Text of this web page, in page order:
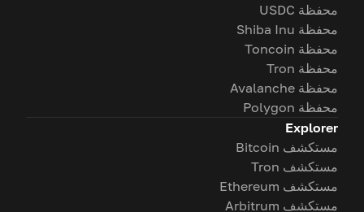
محفظة USDC
محفظة Shiba Inu
محفظة Toncoin
محفظة Tron
محفظة Avalanche
محفظة Polygon
Explorer
مستكشف Bitcoin
مستكشف Tron
مستكشف Ethereum
مستكشف Arbitrum